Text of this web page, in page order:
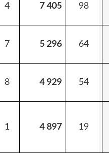
4 7 405 98
7 5 296 64
8 4 929 54
1 4 897 19